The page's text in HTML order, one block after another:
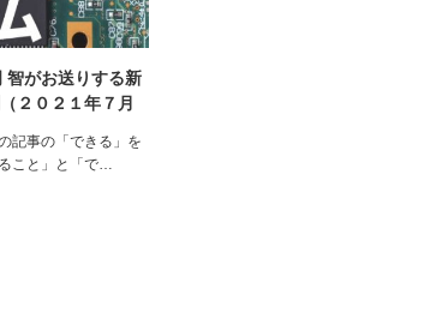
智がお送りする新
２０２１年７月
」／その②
記事の「できる」を
こと」と「で…